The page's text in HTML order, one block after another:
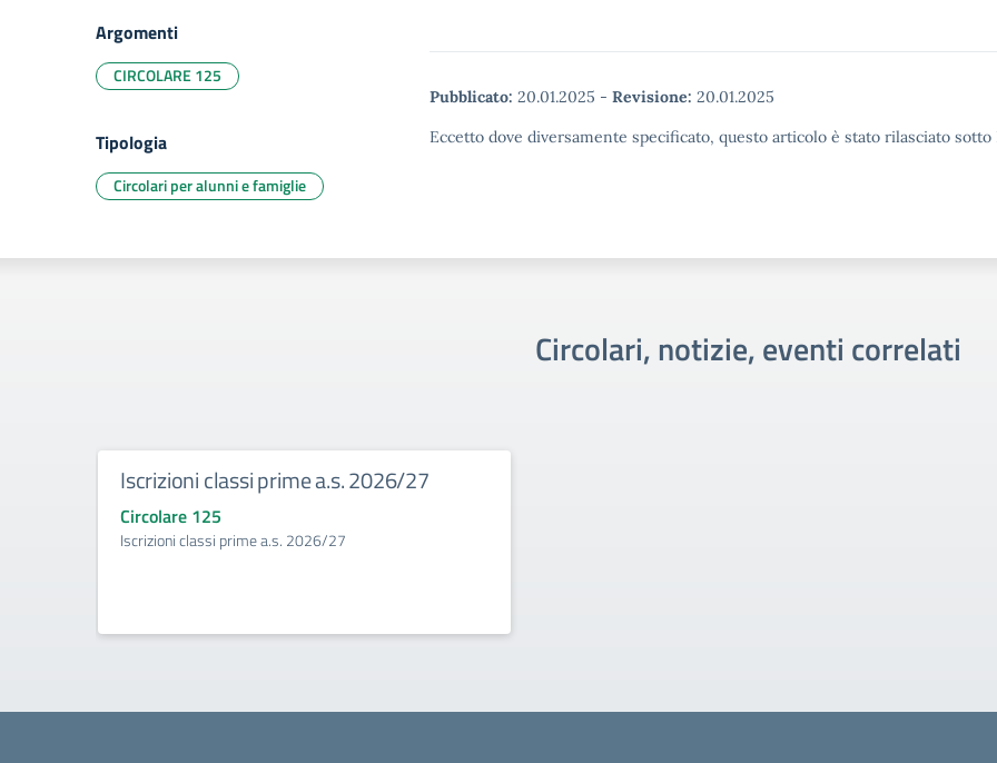
Pubblicato: 20.01.2025 - Revisione: 20.01.2025
Eccetto dove diversamente specificato, questo articolo è stato rilasciato
Argomenti
CIRCOLARE 125
Tipologia
Circolari per alunni e famiglie
Circolari, notizie, eventi correlati
Iscrizioni classi prime a.s. 2026/27
Circolare 125
Iscrizioni classi prime a.s. 2026/27